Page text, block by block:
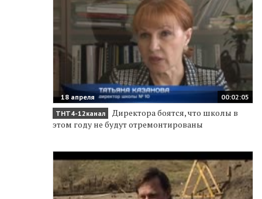
00:02:05
18 апреля
ТНТ4-12канал
Директора боятся, что школы в
этом году не будут отремонтированы